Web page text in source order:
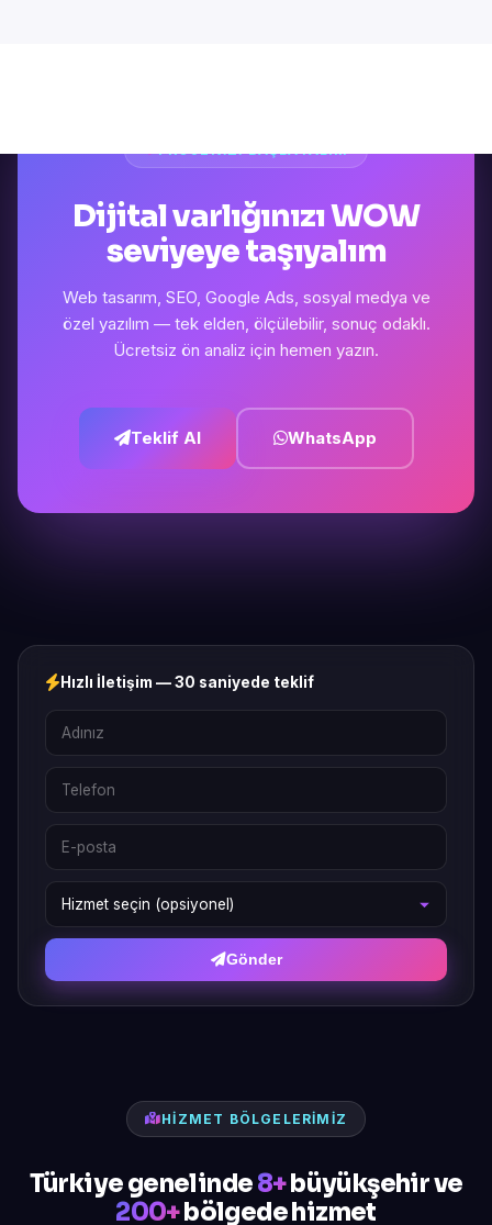
Dijital varlığınızı WOW
seviyeye taşıyalım
Web tasarım, SEO, Google Ads, sosyal medya ve
özel yazılım — tek elden, ölçülebilir, sonuç odaklı.
Ücretsiz ön analiz için hemen yazın.
Teklif Al WhatsApp
Hızlı İletişim — 30 saniyede teklif
Gönder
HIZMET BÖLGELERIMIZ
Türkiye genelinde8+büyükşehir ve
200+bölgede hizmet